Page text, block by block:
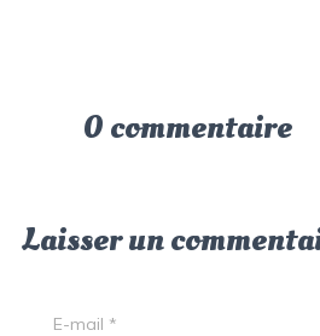
0 commentaire
Laisser un
E-mail *